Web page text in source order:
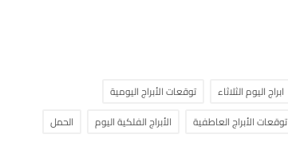
ابراج اليوم الثلاثاء
توقعات الأبراج اليومية
توقعات الأبراج العاطفية الأبراج الفلكية اليوم
الحمل